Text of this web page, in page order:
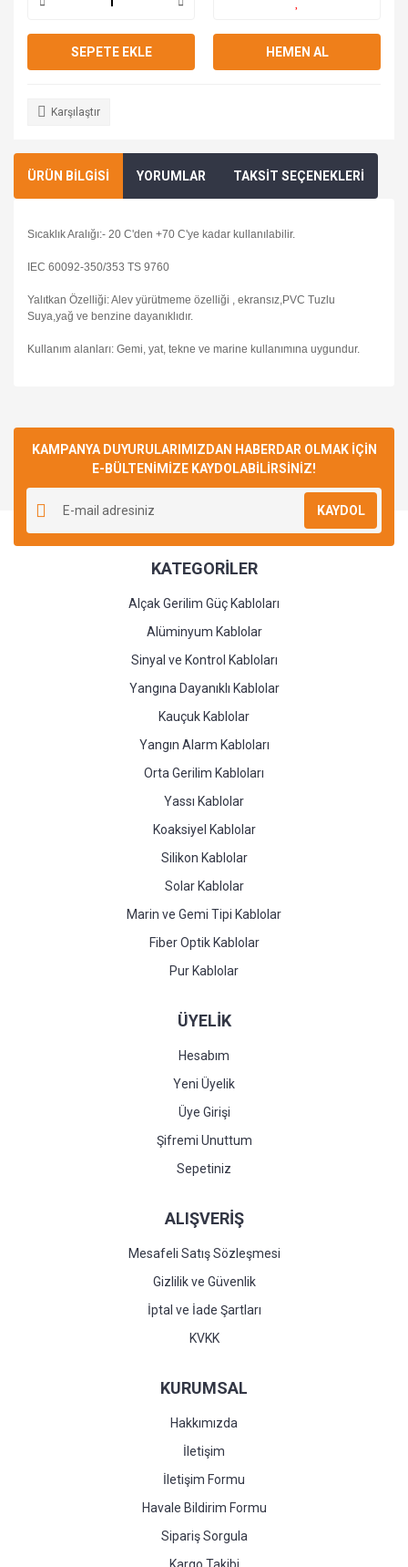
SEPETE EKLE HEMEN AL
Karşılaştır
ÜRÜN BİLGİSİ YORUMLAR TAKSİT SEÇENEKLERİ
Sıcaklık Aralığı:- 20 C'den +70 C'ye kadar kullanılabilir.
IEC 60092-350/353 TS 9760
Yalıtkan Özelliği: Alev yürütmeme özelliği , ekransız,PVC Tuzlu
Suya,yağ ve benzine dayanıklıdır.
Kullanım alanları: Gemi, yat, tekne ve marine kullanımına uygundur.
KAMPANYA DUYURULARIMIZDAN HABERDAR OLMAK İÇİN
E-BÜLTENİMİZE KAYDOLABİLİRSİNİZ!
KAYDOL
KATEGORİLER
Alçak Gerilim Güç Kabloları
Alüminyum Kablolar
Sinyal ve Kontrol Kabloları
Yangına Dayanıklı Kablolar
Kauçuk Kablolar
Yangın Alarm Kabloları
Orta Gerilim Kabloları
Yassı Kablolar
Koaksiyel Kablolar
Silikon Kablolar
Solar Kablolar
Marin ve Gemi Tipi Kablolar
Fiber Optik Kablolar
Pur Kablolar
ÜYELİK
Hesabım
Yeni Üyelik
Üye Girişi
Şifremi Unuttum
Sepetiniz
ALIŞVERİŞ
Mesafeli Satış Sözleşmesi
Gizlilik ve Güvenlik
İptal ve İade Şartları
KVKK
KURUMSAL
Hakkımızda
İletişim
İletişim Formu
Havale Bildirim Formu
Sipariş Sorgula